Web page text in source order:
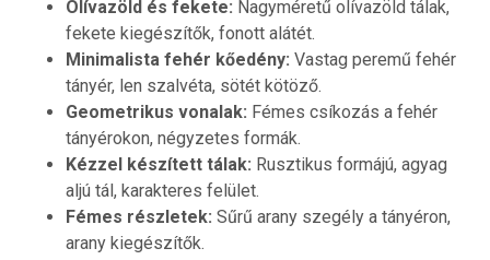
Olívazöld és fekete: Nagyméretű olívazöld tálak,
fekete kiegészítők, fonott alátét.
Minimalista fehér kőedény: Vastag peremű fehér
tányér, len szalvéta, sötét kötöző.
Geometrikus vonalak: Fémes csíkozás a fehér
tányérokon, négyzetes formák.
Kézzel készített tálak: Rusztikus formájú, agyag
aljú tál, karakteres felület.
Fémes részletek: Sűrű arany szegély a tányéron,
arany kiegészítők.